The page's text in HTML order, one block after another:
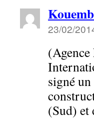
23/02/
signé
(Sud) et